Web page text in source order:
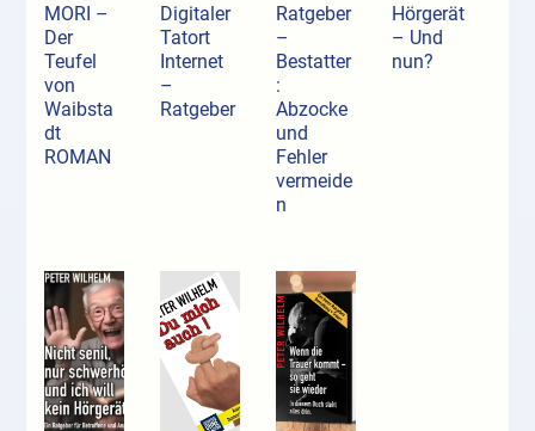
MORI –
Der
Teufel
von
Waibsta
dt
ROMAN
Digitaler
Tatort
Internet
–
Ratgeber
Ratgeber
–
Bestatter
:
Abzocke
und
Fehler
vermeide
n
Hörgerät
– Und
nun?